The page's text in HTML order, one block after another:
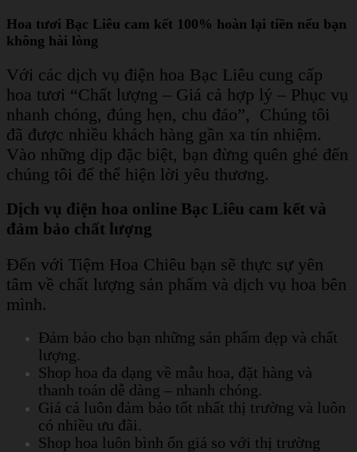
Hoa tươi Bạc Liêu cam kết 100% hoàn lại tiền nếu bạn
không hài lòng
Với các dịch vụ điện hoa Bạc Liêu cung cấp
hoa tươi “Chất lượng – Giá cả hợp lý – Phục vụ
nhanh chóng, đúng hẹn, chu đáo”, Chúng tôi
đã được nhiều khách hàng gần xa tín nhiệm.
Vào những dịp đặc biệt, bạn đừng quên ghé đến
chúng tôi để thể hiện lời yêu thương.
Dịch vụ điện hoa online Bạc Liêu cam kết và
đảm bảo chất lượng
Đến với Tiệm Hoa Chiêu bạn sẽ thực sự yên
tâm về chất lượng sản phẩm và dịch vụ hoa bên
mình.
Đảm bảo cho bạn những sản phẩm đẹp và chất
lượng.
Shop hoa đa dạng về mẫu hoa, đặt hàng và
thanh toán dễ dàng – nhanh chóng.
Giá cả luôn đảm bảo tốt nhất thị trường và luôn
có nhiều ưu đãi.
Shop hoa luôn bình ổn giá so với thị trường